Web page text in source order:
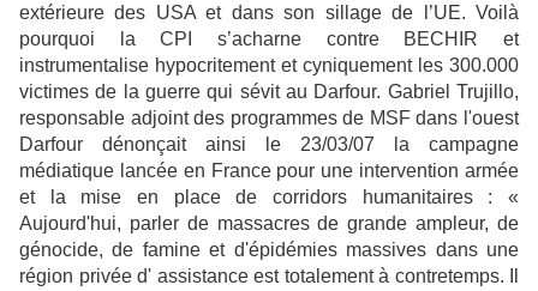
extérieure des USA et dans son sillage de l’UE. Voilà
pourquoi la CPI s’acharne contre BECHIR et
instrumentalise hypocritement et cyniquement les 300.000
victimes de la guerre qui sévit au Darfour. Gabriel Trujillo,
responsable adjoint des programmes de MSF dans l'ouest
Darfour dénonçait ainsi le 23/03/07 la campagne
médiatique lancée en France pour une intervention armée
et la mise en place de corridors humanitaires : «
Aujourd'hui, parler de massacres de grande ampleur, de
génocide, de famine et d'épidémies massives dans une
région privée d' assistance est totalement à contretemps. Il